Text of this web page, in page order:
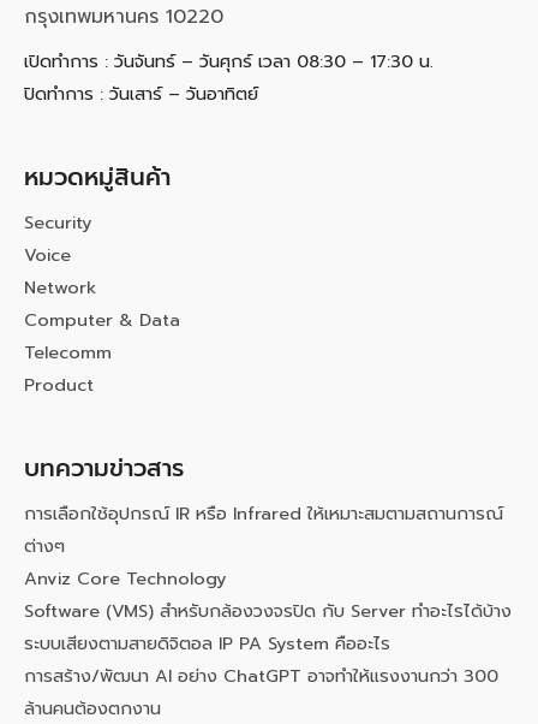
กรุงเทพมหานคร 10220
เปิดทำการ : วันจันทร์ – วันศุกร์ เวลา 08:30 – 17:30 น.
ปิดทำการ : วันเสาร์ – วันอาทิตย์
หมวดหมู่สินค้า
Security
Voice
Network
Computer & Data
Telecomm
Product
บทความข่าวสาร
การเลือกใช้อุปกรณ์ IR หรือ Infrared ให้เหมาะสมตามสถานการณ์
ต่างๆ
Anviz Core Technology
Software (VMS) สำหรับกล้องวงจรปิด กับ Server ทำอะไรได้บ้าง
ระบบเสียงตามสายดิจิตอล IP PA System คืออะไร
การสร้าง/พัฒนา AI อย่าง ChatGPT อาจทำให้แรงงานกว่า 300
ล้านคนต้องตกงาน